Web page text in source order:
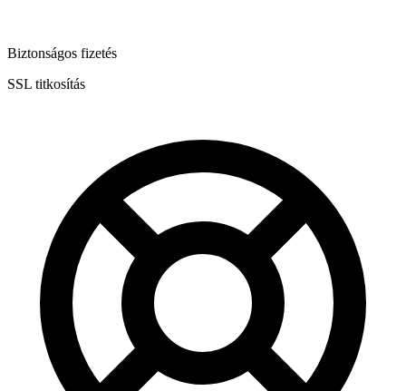
Biztonságos fizetés
SSL titkosítás